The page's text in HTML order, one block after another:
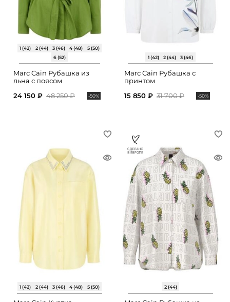
1 (42) 2 (44) 3 (46) 4 (48)
5 (50)
6 (52)
Marc Cain Рубашка из
льна с поясом
24 150 ₽ 48 250 ₽ -50%
1 (42) 2 (44) 3 (46)
Marc Cain Рубашка с
принтом
15 850 ₽ 31 700 ₽ -50%
1 (42) 2 (44) 3 (46) 4 (48) 5 (50) 2 (44)